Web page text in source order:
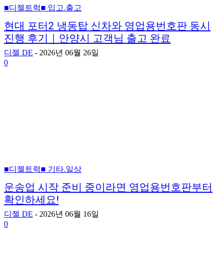
■디젤트럭■ 입고.출고
현대 포터2 냉동탑 신차와 영업용번호판 동시
진행 후기｜안양시 고객님 출고 완료
디젤 DE - 2026년 06월 26일
0
■디젤트럭■ 기타.일상
운송업 시작 준비 중이라면 영업용번호판부터
확인하세요!
디젤 DE - 2026년 06월 16일
0